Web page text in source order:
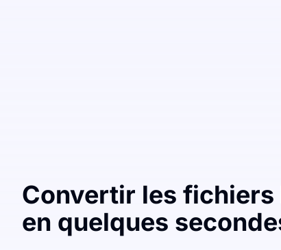
Convertir les fichiers
en quelques